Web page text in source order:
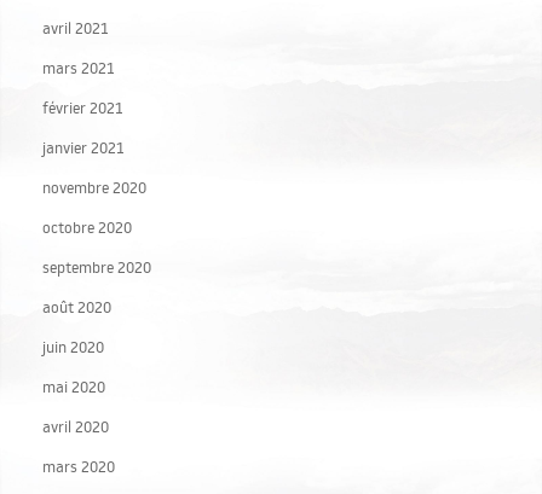
avril 2021
mars 2021
février 2021
janvier 2021
novembre 2020
octobre 2020
septembre 2020
août 2020
juin 2020
mai 2020
avril 2020
mars 2020